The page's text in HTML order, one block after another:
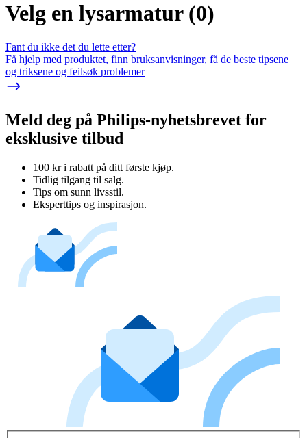
Velg en lysarmatur(0)
Fant du ikke det du lette etter?
Få hjelp med produktet, finn bruksanvisninger, få de beste tipsene
og triksene og feilsøk problemer
Meld deg på Philips-nyhetsbrevet for
eksklusive tilbud
100 kr i rabatt på ditt første kjøp.
Tidlig tilgang til salg.
Tips om sunn livsstil.
Eksperttips og inspirasjon.